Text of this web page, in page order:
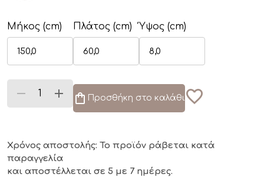
Μήκος (cm) Πλάτος (cm) Ύψος (cm)
Προσθήκη στο καλάθι
Χρόνος αποστολής: Το προϊόν ράβεται κατά
παραγγελία
και αποστέλλεται σε 5 με 7 ημέρες.